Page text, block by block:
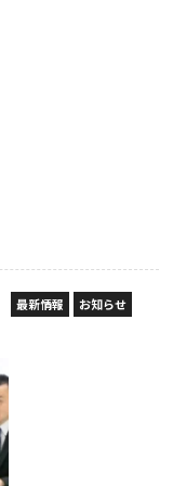
最新情報 お知らせ